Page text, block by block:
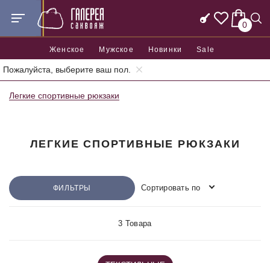
0
Женское Мужское Новинки Sale
Пожалуйста, выберите ваш пол.
Главная Рюкзаки Спортивные рюкзаки
Легкие спортивные рюкзаки
ЛЕГКИЕ СПОРТИВНЫЕ РЮКЗАКИ
ФИЛЬТРЫ Сортировать по
3 Товара